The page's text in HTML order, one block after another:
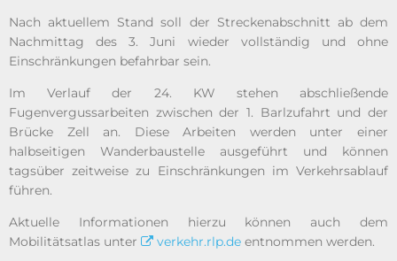
Nach aktuellem Stand soll der Streckenabschnitt ab dem
Nachmittag des 3. Juni wieder vollständig und ohne
Einschränkungen befahrbar sein.
Im Verlauf der 24. KW stehen abschließende
Fugenvergussarbeiten zwischen der 1. Barlzufahrt und der
Brücke Zell an. Diese Arbeiten werden unter einer
halbseitigen Wanderbaustelle ausgeführt und können
tagsüber zeitweise zu Einschränkungen im Verkehrsablauf
führen.
Aktuelle Informationen hierzu können auch dem
Mobilitätsatlas unter
verkehr.rlp.deentnommen werden.